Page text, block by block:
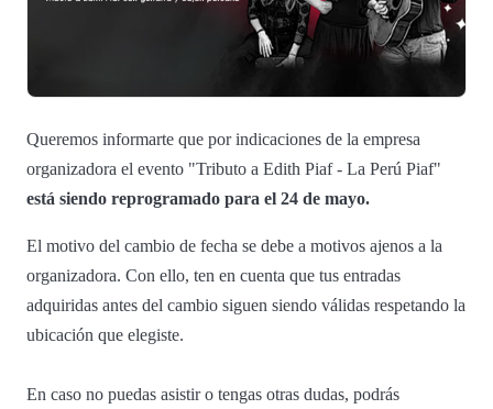
Queremos informarte que por indicaciones de la empresa
organizadora el evento "Tributo a Edith Piaf - La Perú Piaf"
está siendo reprogramado para el 24 de mayo.
El motivo del cambio de fecha se debe a motivos ajenos a la
organizadora. Con ello, ten en cuenta que tus entradas
adquiridas antes del cambio siguen siendo válidas respetando la
ubicación que elegiste.
En caso no puedas asistir o tengas otras dudas, podrás